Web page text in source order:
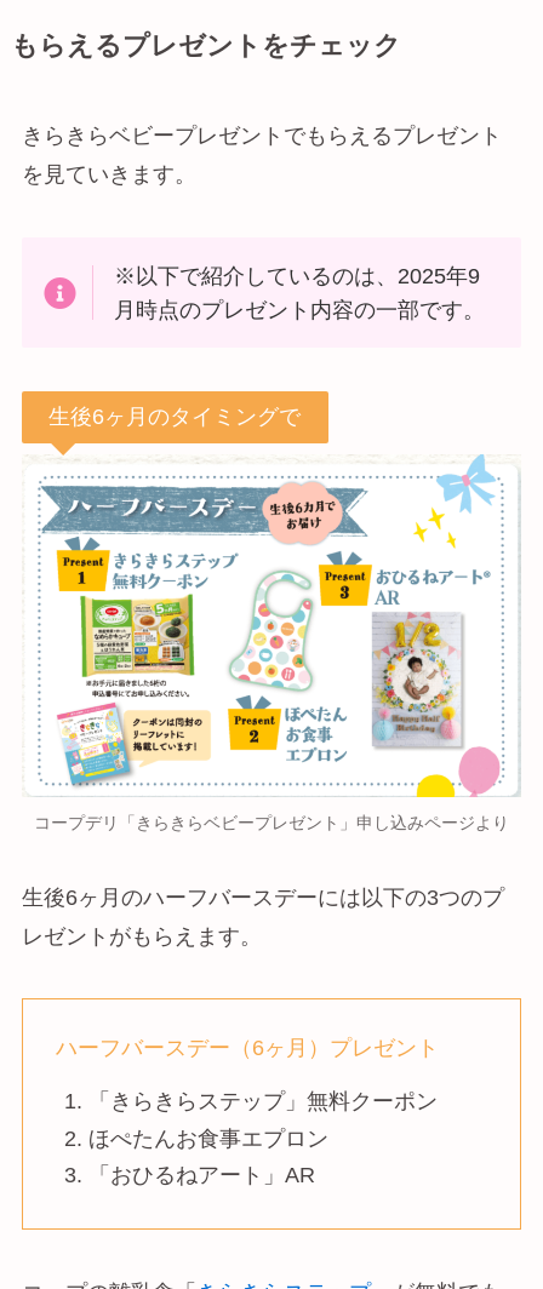
もらえるプレゼントをチェック
きらきらベビープレゼントでもらえるプレゼント
を見ていきます。
※以下で紹介しているのは、2025年9
月時点のプレゼント内容の一部です。
生後6ヶ月のタイミングで
コープデリ「きらきらベビープレゼント」申し込みページより
生後6ヶ月のハーフバースデーには以下の3つのプ
レゼントがもらえます。
ハーフバースデー（6ヶ月）プレゼント
「きらきらステップ」無料クーポン
ほぺたんお食事エプロン
「おひるねアート」AR